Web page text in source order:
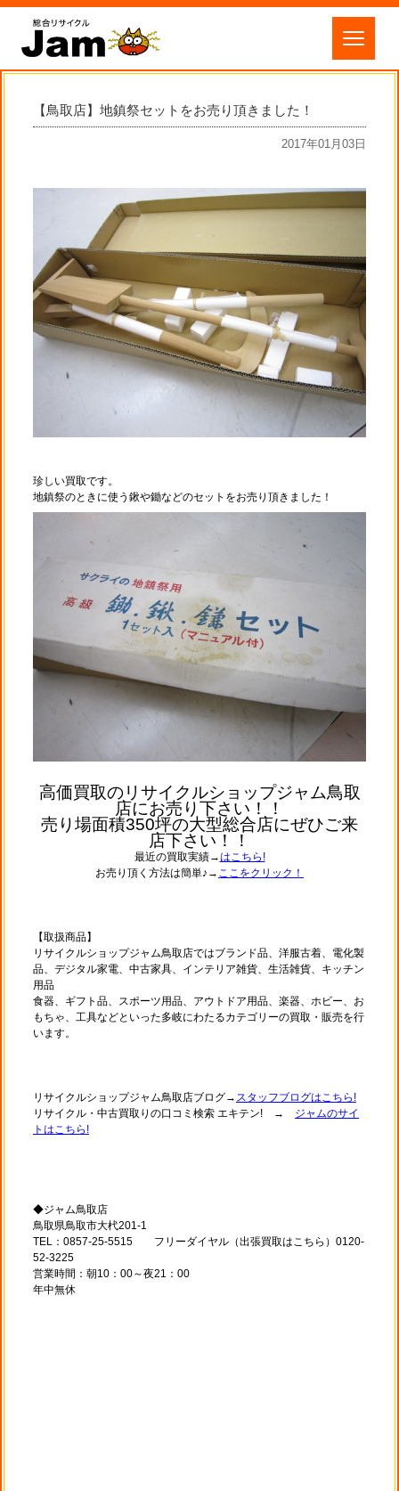
【鳥取店】地鎮祭セットをお売り頂きました！
2017年01月03日
珍しい買取です。
地鎮祭のときに使う鍬や鋤などのセットをお売り頂きました！
高価買取のリサイクルショップジャム鳥取
店にお売り下さい！！
売り場面積350坪の大型総合店にぜひご来
店下さい！！
最近の買取実績→はこちら!
お売り頂く方法は簡単♪→ ここをクリック！
【取扱商品】
リサイクルショップジャム鳥取店ではブランド品、洋服古着、電化製
品、デジタル家電、中古家具、インテリア雑貨、生活雑貨、キッチン
用品
食器、ギフト品、スポーツ用品、アウトドア用品、楽器、ホビー、お
もちゃ、工具などといった多岐にわたるカテゴリーの買取・販売を行
います。
リサイクルショップジャム鳥取店ブログ→ スタッフブログはこちら!
リサイクル・中古買取りの口コミ検索 エキテン! → ジャムのサイ
トはこちら!
◆ジャム鳥取店
鳥取県鳥取市大杙201-1
TEL：0857-25-5515 フリーダイヤル（出張買取はこちら）0120-
52-3225
営業時間：朝10：00～夜21：00
年中無休